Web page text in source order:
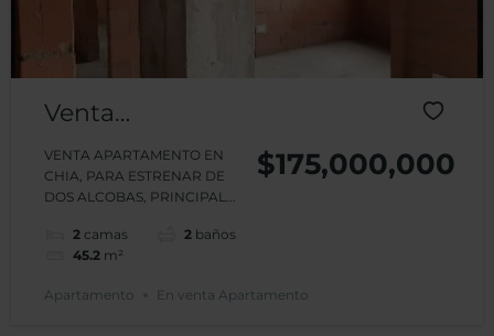
Venta
Apartamento
Edificio Nativo
Chía
VENTA APARTAMENTO EN
CHIA, PARA ESTRENAR DE
DOS ALCOBAS, PRINCIPAL...
2 camas 2 baños
45.2 m²
$175,000,000
Apartamento En venta Apartamento